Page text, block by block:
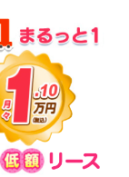
一!交通事故に
空港店
ンタカー 佐渡空港
2026年08月07日
!安全運転の
円レンタカー 両津
2026年08月07日